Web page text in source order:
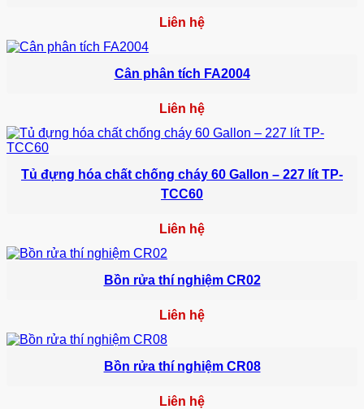
Liên hệ
Cân phân tích FA2004
Liên hệ
Tủ đựng hóa chất chống cháy 60 Gallon – 227 lít TP-
TCC60
Liên hệ
Bồn rửa thí nghiệm CR02
Liên hệ
Bồn rửa thí nghiệm CR08
Liên hệ